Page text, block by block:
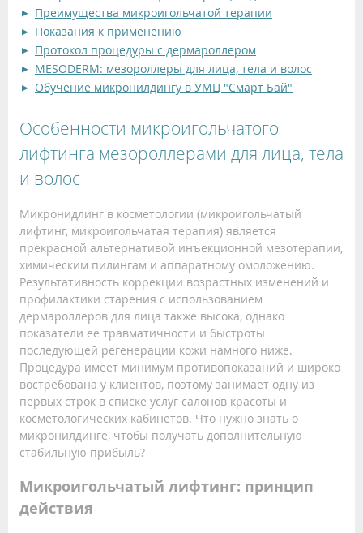
Преимущества микроигольчатой терапии
Показания к применению
Протокол процедуры с дермароллером
MESODERM: мезороллеры для лица, тела и волос
Обучение микронилдингу в УМЦ "Смарт Бай"
Особенности микроигольчатого
лифтинга мезороллерами для лица, тела
и волос
Микронидлинг в косметологии (микроигольчатый
лифтинг, микроигольчатая терапия) является
прекрасной альтернативой инъекционной мезотерапии,
химическим пилингам и аппаратному омоложению.
Результативность коррекции возрастных изменений и
профилактики старения с использованием
дермароллеров для лица также высока, однако
показатели ее травматичности и быстроты
последующей регенерации кожи намного ниже.
Процедура имеет минимум противопоказаний и широко
востребована у клиентов, поэтому занимает одну из
первых строк в списке услуг салонов красоты и
косметологических кабинетов. Что нужно знать о
микронилдинге, чтобы получать дополнительную
стабильную прибыль?
Микроигольчатый лифтинг: принцип
действия